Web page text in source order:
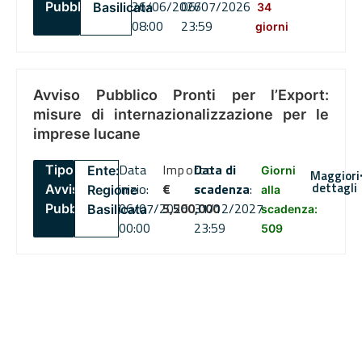
PubblicoBasilicata26/06/2026
08:00
06/07/2026
23:59
34
giorni
Avviso Pubblico Pronti per l’Export:
misure di internazionalizzazione per le
imprese lucane
Tipo:
Avviso
Pubblico
Ente:
Regione
Basilicata
Data
inizio:
06/07/2026
00:00
Importo
€
5,500,000
Data di
scadenza:
31/12/2027
23:59
Giorni
alla
scadenza:
509
Maggiori
dettagli